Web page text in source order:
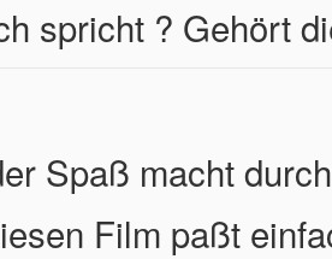
spricht ? Gehört
Spaß macht
Film paßt